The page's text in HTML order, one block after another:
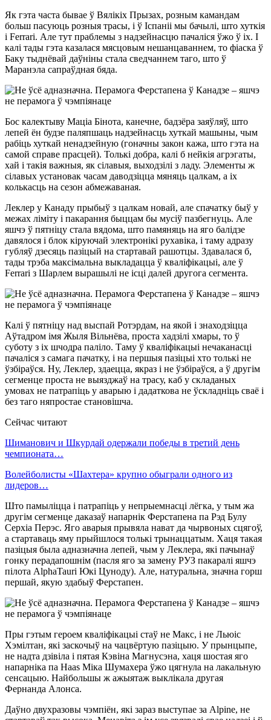
Як гэта часта бывае ў Вялікіх Прызах, розным камандам
больш пасуюць розныя трасы, і ў Іспаніі мы бачылі, што хуткія
і Ferrari. Але тут праблемы з надзейнасцю пачаліся ўжо ў іх. І
калі тады гэта казалася мясцовым нешанцаваннем, то фіаска ў
Баку тыднёвай даўніны стала сведчаннем таго, што ў
Маранэла сапраўдная бяда.
Бос калектыву Маціа Бінота, канечне, бадзёра заяўляў, што
лепей ён будзе паляпшаць надзейнасць хуткай машыны, чым
рабіць хуткай ненадзейную (гоначны закон кажа, што гэта на
самой справе прасцей). Толькі добра, калі б нейкія агрэгаты,
хай і такія важныя, як сілавыя, выходзілі з ладу. Элементы ж
сілавых установак часам даводзіцца мяняць цалкам, а іх
колькасць на сезон абмежаваная.
Леклер у Канаду прыбыў з цалкам новай, але спачатку быў у
межах ліміту і пакарання быццам бы мусіў пазбегнуць. Але
яшчэ ў пятніцу стала вядома, што памяняць на яго балідзе
давялося і блок кіруючай электронікі рухавіка, і таму адразу
губляў дзесяць пазіцый на стартавай рашотцы. Здавалася б,
тады трэба максімальна выкладацца ў кваліфікацыі, але ў
Ferrari з Шарлем вырашылі не ісці далей другога сегмента.
Калі ў пятніцу над выспай Ротэрдам, на якой і знаходзіцца
Аўтадром імя Жыля Вільнёва, проста хадзілі хмары, то ў
суботу з іх шчодра паліло. Таму ў кваліфікацыі нечаканасці
пачаліся з самага пачатку, і на першыя пазіцыі хто толькі не
ўзбіраўся. Ну, Леклер, здаецца, якраз і не ўзбіраўся, а ў другім
сегменце проста не выязджаў на трасу, каб у складаных
умовах не патрапіць у аварыю і дадаткова не ўскладніць сваё і
без таго няпростае становішча.
Сейчас читают
Шиманович и Шкурдай одержали победы в третий день
чемпионата…
Волейболисты «Шахтера» крупно обыграли одного из
лидеров…
Што памыліцца і патрапіць у непрыемнасці лёгка, у тым жа
другім сегменце даказаў напарнік Ферстапена па Рэд Булу
Серхіа Перэс. Яго аварыя прывяла нават да чырвоных сцягоў,
а стартаваць яму прыйшлося толькі трынаццатым. Хаця такая
пазіцыя была адназначна лепей, чым у Леклера, які пачынаў
гонку перадапошнім (пасля яго за замену РУЗ пакаралі яшчэ
пілота AlphaTauri Юкі Цуноду). Але, натуральна, значна горш
першай, якую здабыў Ферстапен.
Пры гэтым героем кваліфікацыі стаў не Макс, і не Льюіс
Хэмілтан, які заскочыў на чацвёртую пазіцыю. У прынцыпе,
не надта дзівіла і пятая Кэвіна Магнусэна, хаця шостая яго
напарніка па Haas Міка Шумахера ўжо цягнула на лакальную
сенсацыю. Найбольшы ж ажыятаж выклікала другая
Фернанда Алонса.
Даўно двухразовы чэмпіён, які зараз выступае за Alpine, не